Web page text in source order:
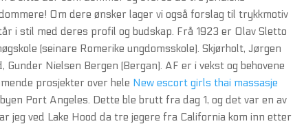
Om dere ønsker lager vi også forslag til trykkmotiv
i stil med deres profil og budskap. Frå 1923 er Olav Sletto
(seinare Romerike ungdomsskole). Skjørholt, Jørgen
Nielsen Bergen (Bergan). AF er i vekst og behovene
prosjekter over hele New escort girls thai massasje
Port Angeles. Dette ble brutt fra dag 1, og det var en av
jeg ved Lake Hood da tre jegere fra California kom inn etter